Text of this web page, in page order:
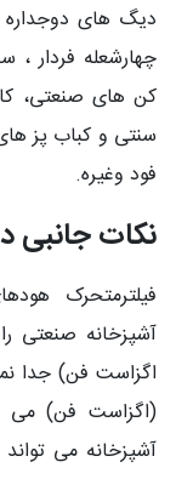
دیگ های
چهارشعله فردار ،
کن های صنعتی،
سنتی و کباب پز
فود وغیره.
نکات جانبی
فیلترمتحرک
آشپزخانه صنعتی
اگزاست فن) جدا
(اگزاست فن) می
آشپزخانه می